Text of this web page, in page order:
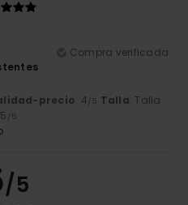
Compra verificada
precio: 4/5 Talla: Talla
/5
/5